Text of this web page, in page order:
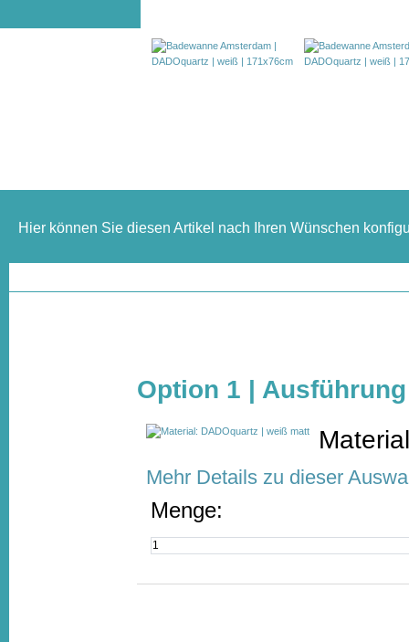
Hier können Sie diesen Artikel nach Ihren Wünschen
Option 1 |
Mehr Details zu dieser
Menge: